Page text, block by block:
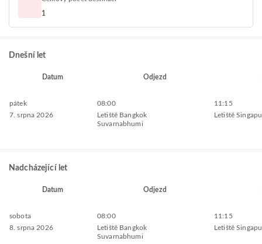
1
Dnešní let
Datum Odjezd
pátek
7. srpna 2026
08:00
Letiště Bangkok
Suvarnabhumi
11:15
Letiště
Nadcházející let
Datum Odjezd
sobota
8. srpna 2026
08:00
Letiště Bangkok
Suvarnabhumi
11:15
Letiště